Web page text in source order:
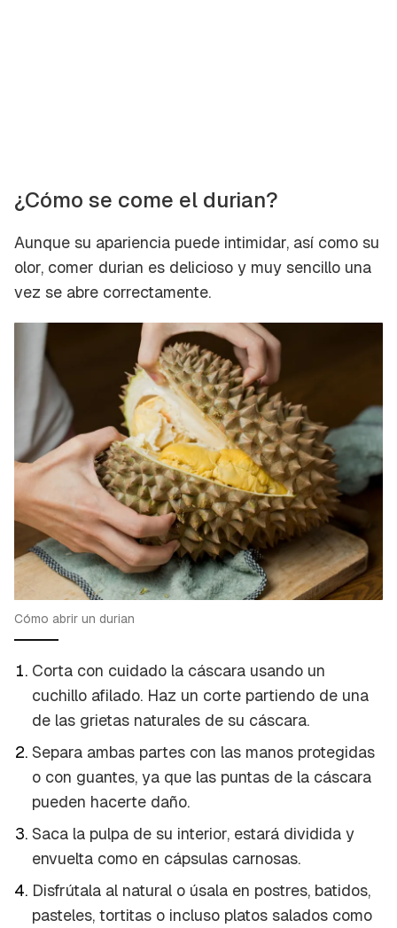
Guardar como favorito
de iniciar sesión con tu cuenta de Cocinatis.
¿Cómo se come el durian?
Aunque su apariencia puede intimidar, así como su
olor, comer durian es delicioso y muy sencillo una
vez se abre correctamente.
Cómo abrir un durian
Corta con cuidado la cáscara usando un
cuchillo afilado. Haz un corte partiendo de una
de las grietas naturales de su cáscara.
Separa ambas partes con las manos protegidas
o con guantes, ya que las puntas de la cáscara
pueden hacerte daño.
Saca la pulpa de su interior, estará dividida y
envuelta como en cápsulas carnosas.
Disfrútala al natural o úsala en postres, batidos,
pasteles, tortitas o incluso platos salados como
Contenido enviado
Gracias por suscribirte a nuestro boletín.